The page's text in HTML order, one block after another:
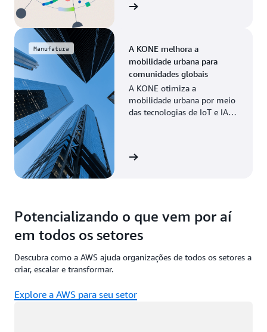
Veja a história
Manufatura
A KONE melhora a
mobilidade urbana para
comunidades globais
A KONE otimiza a
mobilidade urbana por meio
das tecnologias de IoT e IA
Veja a história
Potencializando o que vem por aí
em todos os setores
Descubra como a AWS ajuda organizações de todos os setores a
criar, escalar e transformar.
Explore a AWS para seu setor